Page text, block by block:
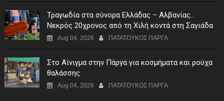
Τραγωδία στα σύνορα Ελλάδας – Αλβανίας..
Νεκρός 20χρονος από τη Χιλή κοντά στη Σαγιάδα
Aug 04, 2026 ΠΑΤΑΤΟΥΚΟΣ ΠΑΡΓΑ
Στο Αίνιγμα στην Πάργα για κοσμήματα και ρούχα
θαλάσσης
Aug 04, 2026 ΠΑΤΑΤΟΥΚΟΣ ΠΑΡΓΑ